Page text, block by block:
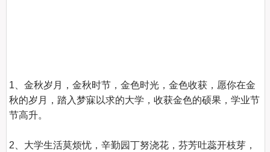
1、金秋岁月，金秋时节，金色时光，金色收获，愿你在金
秋的岁月，踏入梦寐以求的大学，收获金色的硕果，学业节
节高升。
2、大学生活莫烦忧，辛勤园丁努浇花，芬芳吐蕊开枝芽，